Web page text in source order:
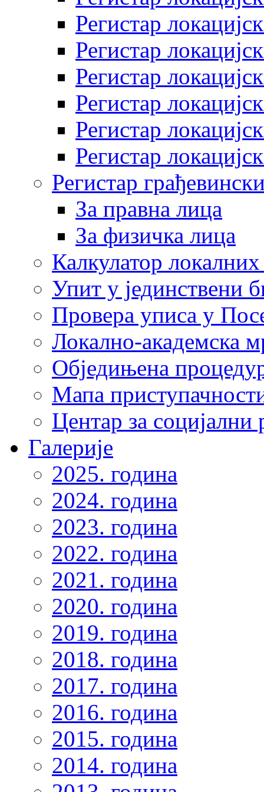
Регистар
Регистар
Регистар
Регистар
Регистар
Регистар
Регистар
За правна лица
За физичка лица
Калкулатор
Упит у јединствени
Провера уписа у
Локално-академска
Обједињена
Мапа
Центар за
Галерије
2025. година
2024. година
2023. година
2022. година
2021. година
2020. година
2019. година
2018. година
2017. година
2016. година
2015. година
2014. година